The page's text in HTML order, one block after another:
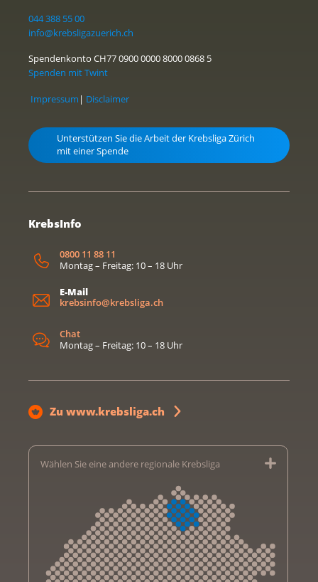
044 388 55 00
info@krebsligazuerich.ch
Spendenkonto CH77 0900 0000 8000 0868 5
Spenden mit Twint
Impressum | Disclaimer
Unterstützen Sie die Arbeit der Krebsliga Zürich
mit einer Spende
KrebsInfo
0800 11 88 11
Montag – Freitag: 10 – 18 Uhr
E-Mail
krebsinfo@krebsliga.ch
Chat
Montag – Freitag: 10 – 18 Uhr
Zu www.krebsliga.ch
Wählen Sie eine andere regionale Krebsliga